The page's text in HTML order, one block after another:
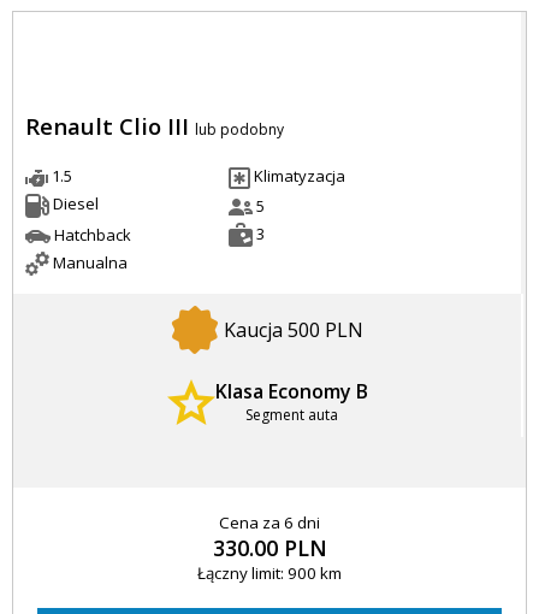
Renault Clio III lub podobny
1.5
Diesel
Hatchback
Manualna
Klimatyzacja
5
3
Kaucja 500 PLN
Klasa Economy B
Segment auta
Cena za 6 dni
330.00 PLN
Łączny limit: 900 km